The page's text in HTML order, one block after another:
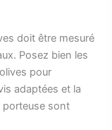
doit être mesuré
Posez bien les
pour
adaptées et la
porteuse sont